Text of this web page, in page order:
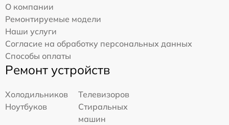
О компании
Ремонтируемые модели
Наши услуги
Согласие на обработку персональных данных
Способы оплаты
Ремонт устройств
Холодильников
Телевизоров
Ноутбуков
Стиральных
машин